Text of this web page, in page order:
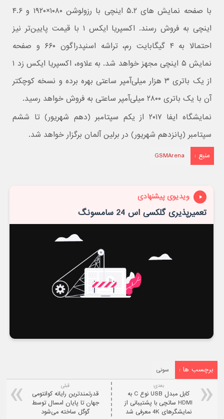
با صفحه نمایش های ۵.۲ اینچی با رزولوشن ۱۰۸۰×۱۹۲۰ و ۴.۶
اینچی به فروش رسند. اکسپریا ایکس ۱ با قیمت پایین‌تر نیز
احتمالا به ۴ گیگابایت رم، تراشه اسنپدراگون ۶۶۰ و صفحه
نمایش ۵ اینچی مجهز خواهد شد. به علاوه، اکسپریا ایکس زد ۱
از یک باتری ۳ هزار میلی‌آمپر ساعتی بهره برده و نسخه کوچکتر
آن با یک باتری ۲۸۰۰ میلی‌آمپر ساعتی به فروش خواهد رسید.
نمایشگاه ایفا ۲۰۱۷ از یکم سپتامبر (دهم شهریور) تا ششم
سپتامبر (پانزدهم شهریور) در برلین آلمان برگزار خواهد شد.
منبع : GSMArena
ویدیوی پیشنهادی
تعمیرپذیری گلکسی اس 24 سامسونگ
برچسب ها : سونی
قبلی
قدرتمندترین رایانه کوانتومی
جهان تا پایان امسال توسط
گوگل ساخته می‌شود
بعدی:
کابل مبدل USB نوع C به
HDMI ساتچی با پشتیبانی از
نمایشگرهای 4K معرفی شد